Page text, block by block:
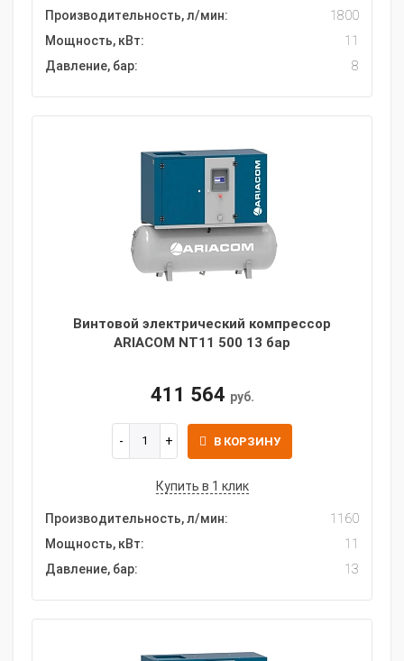
Производительность, л/мин:
1800
Мощность, кВт:
11
Давление, бар:
8
Винтовой электрический компрессор
ARIACOM NT11 500 13 бар
411 564 руб.
В КОРЗИНУ
Купить в 1 клик
Производительность, л/мин:
1160
Мощность, кВт:
11
Давление, бар:
13